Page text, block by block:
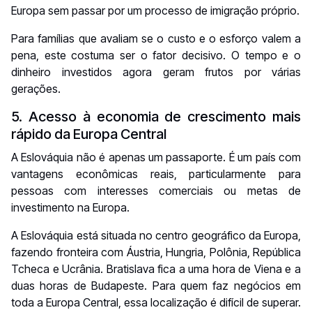
Europa sem passar por um processo de imigração próprio.
Para famílias que avaliam se o custo e o esforço valem a
pena, este costuma ser o fator decisivo. O tempo e o
dinheiro investidos agora geram frutos por várias
gerações.
5. Acesso à economia de crescimento mais
rápido da Europa Central
A Eslováquia não é apenas um passaporte. É um país com
vantagens econômicas reais, particularmente para
pessoas com interesses comerciais ou metas de
investimento na Europa.
A Eslováquia está situada no centro geográfico da Europa,
fazendo fronteira com Áustria, Hungria, Polônia, República
Tcheca e Ucrânia. Bratislava fica a uma hora de Viena e a
duas horas de Budapeste. Para quem faz negócios em
toda a Europa Central, essa localização é difícil de superar.